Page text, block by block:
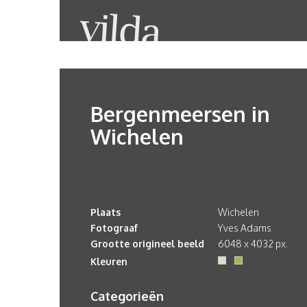
Bergenmeersen in
Wichelen
Plaats
Wichelen
Fotograaf
Yves Adams
Grootte origineel beeld
6048 x 4032 px.
Kleuren
Categorieën